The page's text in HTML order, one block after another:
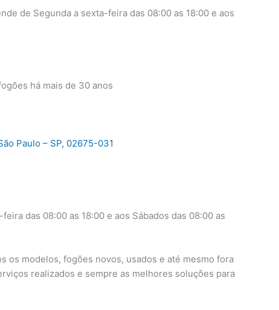
de Segunda a sexta-feira das 08:00 as 18:00 e aos
há mais de 30 anos
Paulo – SP, 02675-031
das 08:00 as 18:00 e aos Sábados das 08:00 as
os modelos, fogões novos, usados e até mesmo fora
realizados e sempre as melhores soluções para